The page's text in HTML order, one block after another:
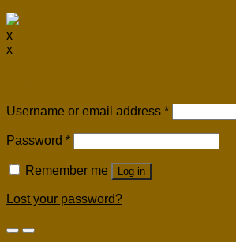
x
x
Username or email address *
Password *
Remember me Log in
Lost your password?